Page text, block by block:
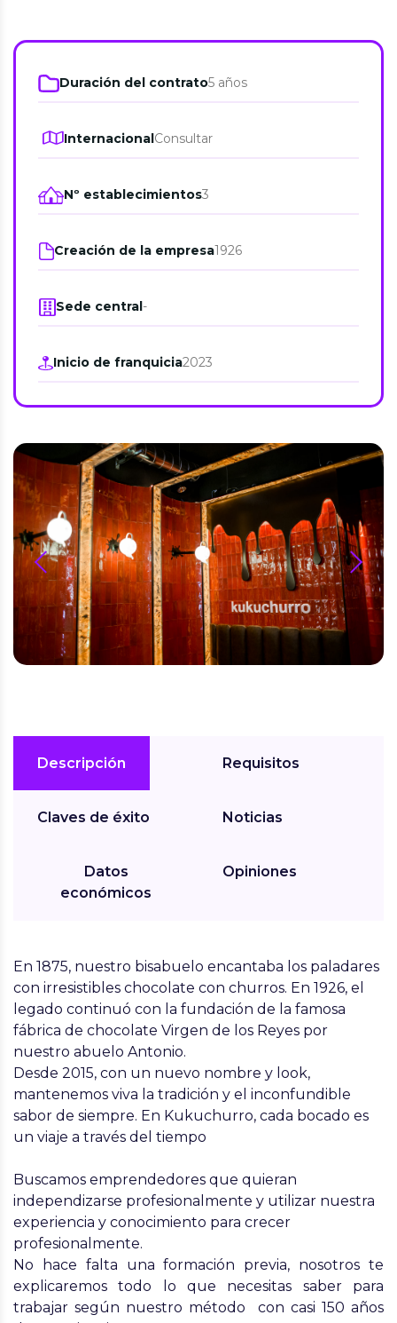
Duración del contrato5 años
InternacionalConsultar
Nº establecimientos3
Creación de la empresa1926
Sede central-
Inicio de franquicia2023
prev next
Descripción
Claves de éxito
Datos
económicos
Requisitos
Noticias
Opiniones
En 1875, nuestro bisabuelo encantaba los paladares
con irresistibles chocolate con churros. En 1926, el
legado continuó con la fundación de la famosa
fábrica de chocolate Virgen de los Reyes por
nuestro abuelo Antonio.
Desde 2015, con un nuevo nombre y look,
mantenemos viva la tradición y el inconfundible
sabor de siempre. En Kukuchurro, cada bocado es
un viaje a través del tiempo
Buscamos emprendedores que quieran
independizarse profesionalmente y utilizar nuestra
experiencia y conocimiento para crecer
profesionalmente.
No hace falta una formación previa, nosotros te
explicaremos todo lo que necesitas saber para
trabajar según nuestro método con casi 150 años